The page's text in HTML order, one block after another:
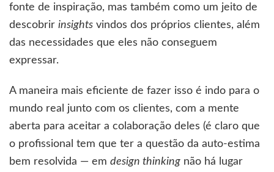
fonte de inspiração, mas também como um jeito de
descobrir insights vindos dos próprios clientes, além
das necessidades que eles não conseguem
expressar.
A maneira mais eficiente de fazer isso é indo para o
mundo real junto com os clientes, com a mente
aberta para aceitar a colaboração deles (é claro que
o profissional tem que ter a questão da auto-estima
bem resolvida — em design thinking não há lugar